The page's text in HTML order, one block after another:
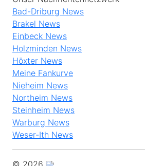
Bad-Driburg News
Brakel News
Einbeck News
Holzminden News
Höxter News
Meine Fankurve
Nieheim News
Northeim News
Steinheim News
Warburg News
Weser-Ith News